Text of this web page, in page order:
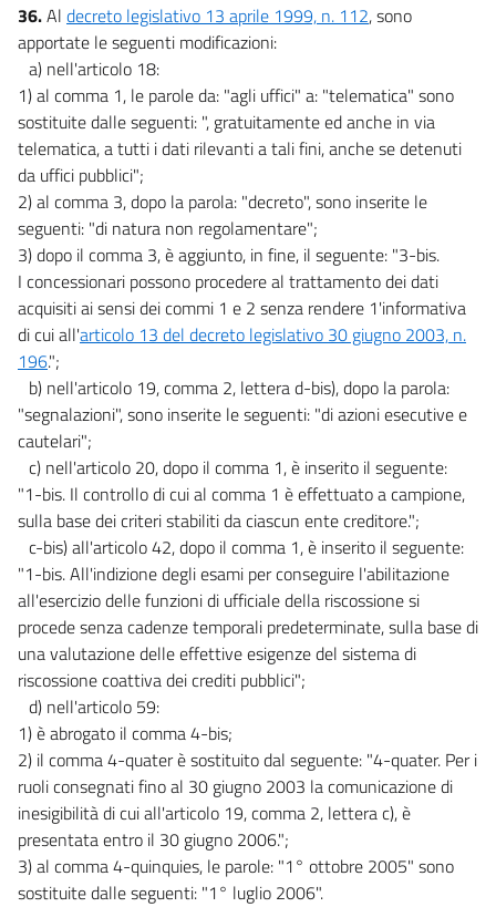
36.Al decreto legislativo 13 aprile 1999, n. 112, sono
apportate le seguenti modificazioni:
a) nell'articolo 18:
1) al comma 1, le parole da: "agli uffici" a: "telematica" sono
sostituite dalle seguenti: ", gratuitamente ed anche in via
telematica, a tutti i dati rilevanti a tali fini, anche se detenuti
da uffici pubblici";
2) al comma 3, dopo la parola: "decreto", sono inserite le
seguenti: "di natura non regolamentare";
3) dopo il comma 3, è aggiunto, in fine, il seguente: "3-bis.
I concessionari possono procedere al trattamento dei dati
acquisiti ai sensi dei commi 1 e 2 senza rendere 1'informativa
di cui all'articolo 13 del decreto legislativo 30 giugno 2003, n.
196.";
b) nell'articolo 19, comma 2, lettera d-bis), dopo la parola:
"segnalazioni", sono inserite le seguenti: "di azioni esecutive e
cautelari";
c) nell'articolo 20, dopo il comma 1, è inserito il seguente:
"1-bis. Il controllo di cui al comma 1 è effettuato a campione,
sulla base dei criteri stabiliti da ciascun ente creditore.";
c-bis) all'articolo 42, dopo il comma 1, è inserito il seguente:
"1-bis. All'indizione degli esami per conseguire l'abilitazione
all'esercizio delle funzioni di ufficiale della riscossione si
procede senza cadenze temporali predeterminate, sulla base di
una valutazione delle effettive esigenze del sistema di
riscossione coattiva dei crediti pubblici";
d) nell'articolo 59:
1) è abrogato il comma 4-bis;
2) il comma 4-quater è sostituito dal seguente: "4-quater. Per i
ruoli consegnati fino al 30 giugno 2003 la comunicazione di
inesigibilità di cui all'articolo 19, comma 2, lettera c), è
presentata entro il 30 giugno 2006.";
3) al comma 4-quinquies, le parole: "1° ottobre 2005" sono
sostituite dalle seguenti: "1° luglio 2006".